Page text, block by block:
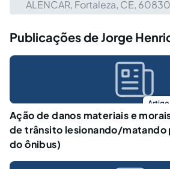
ALENCAR, Fortaleza, CE,
Publicações de Jorge
Artigo
Ação de danos materiais e
de trânsito lesionando/matando
do ônibus)